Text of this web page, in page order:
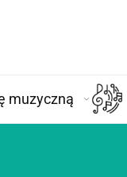
muzyczną